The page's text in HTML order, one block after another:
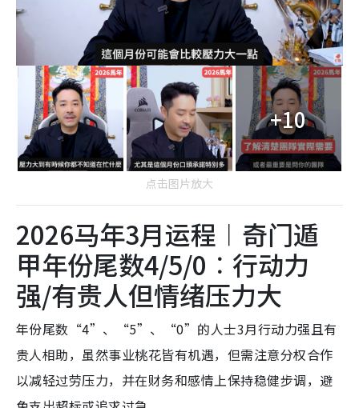
+10
点击图片放大
2026马年3月运程︱奇门遁
甲年份尾数4/5/0︰行动力
强/有贵人但情绪压力大
年份尾数“4”、“5”、“0”的人士3月行动力强且有
贵人相助，虽然事业桃花皆有机遇，但需注意分权合作
以减轻过劳压力，并在财务和感情上保持稳健步调，避